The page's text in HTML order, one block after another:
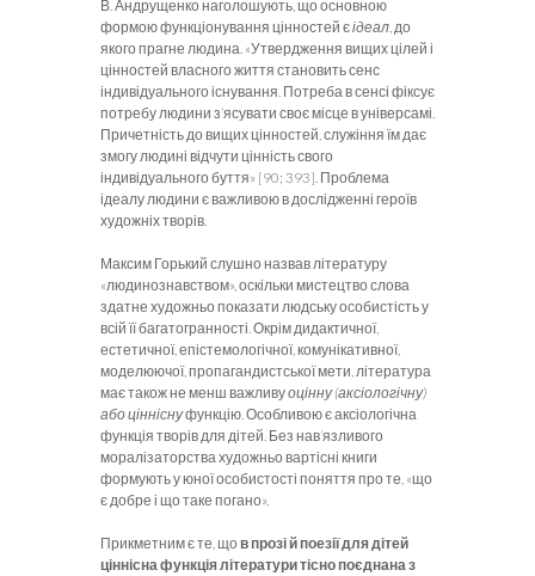
В. Андрущенко наголошують, що основною
формою функціонування цінностей єідеал , до
якого прагне людина. «Утвердження вищих цілей і
цінностей власного життя становить сенс
індивідуального існування. Потреба в сенсі фіксує
потребу людини з’ясувати своє місце в універсамі.
Причетність до вищих цінностей, служіння їм дає
змогу людині відчути цінність свого
індивідуального буття» [90; 393]. Проблема
ідеалу людини є важливою в дослідженні героїв
художніх творів.
Максим Горький слушно назвав літературу
«людинознавством», оскільки мистецтво слова
здатне художньо показати людську особистість у
всій її багатогранності. Окрім дидактичної,
естетичної, епістемологічної, комунікативної,
моделюючої, пропагандистської мети, література
має також не менш важливуоцінну (аксіологічну)
або цінніснуфункцію. Особливою є аксіологічна
функція творів для дітей. Без нав’язливого
моралізаторства художньо вартісні книги
формують у юної особистості поняття про те, «що
є добре і що таке погано».
Прикметним є те, що в прозі й поезії для дітей
ціннісна функція літератури тісно поєднана з